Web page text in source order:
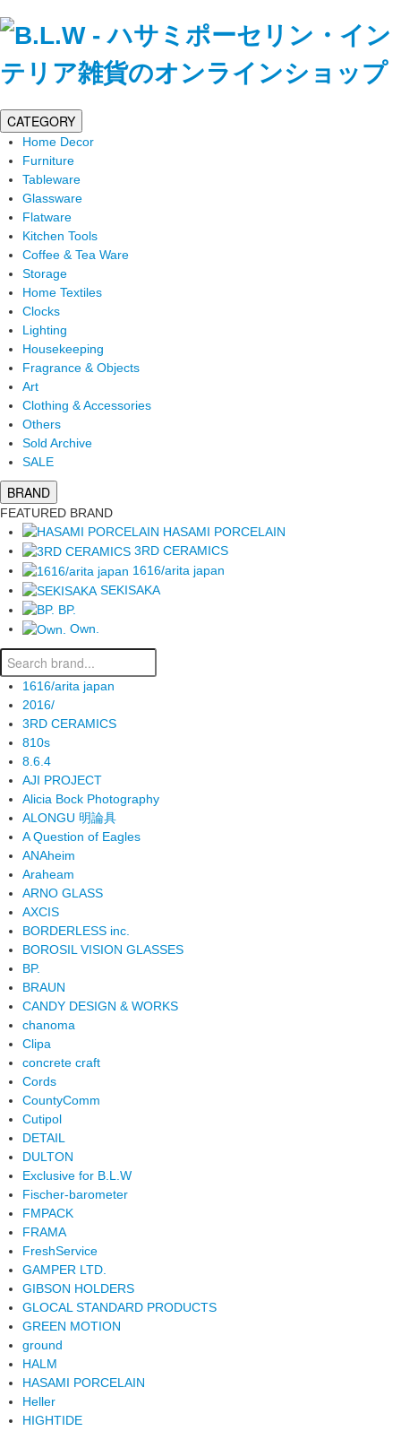
CATEGORY
Home Decor
Furniture
Tableware
Glassware
Flatware
Kitchen Tools
Coffee & Tea Ware
Storage
Home Textiles
Clocks
Lighting
Housekeeping
Fragrance & Objects
Art
Clothing & Accessories
Others
Sold Archive
SALE
BRAND
FEATURED BRAND
HASAMI PORCELAIN
3RD CERAMICS
1616/arita japan
SEKISAKA
BP.
Own.
1616/arita japan
2016/
3RD CERAMICS
810s
8.6.4
AJI PROJECT
Alicia Bock Photography
ALONGU 明論具
A Question of Eagles
ANAheim
Araheam
ARNO GLASS
AXCIS
BORDERLESS inc.
BOROSIL VISION GLASSES
BP.
BRAUN
CANDY DESIGN & WORKS
chanoma
Clipa
concrete craft
Cords
CountyComm
Cutipol
DETAIL
DULTON
Exclusive for B.L.W
Fischer-barometer
FMPACK
FRAMA
FreshService
GAMPER LTD.
GIBSON HOLDERS
GLOCAL STANDARD PRODUCTS
GREEN MOTION
ground
HALM
HASAMI PORCELAIN
Heller
HIGHTIDE